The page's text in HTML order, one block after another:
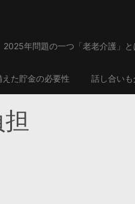
2025年問題の一つ「老老介護」と
た貯金の必要性 話し合い